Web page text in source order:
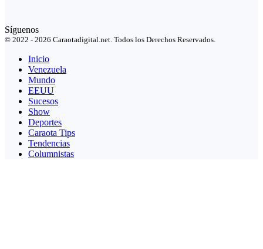
Síguenos
© 2022 - 2026 Caraotadigital.net. Todos los Derechos Reservados.
Inicio
Venezuela
Mundo
EEUU
Sucesos
Show
Deportes
Caraota Tips
Tendencias
Columnistas